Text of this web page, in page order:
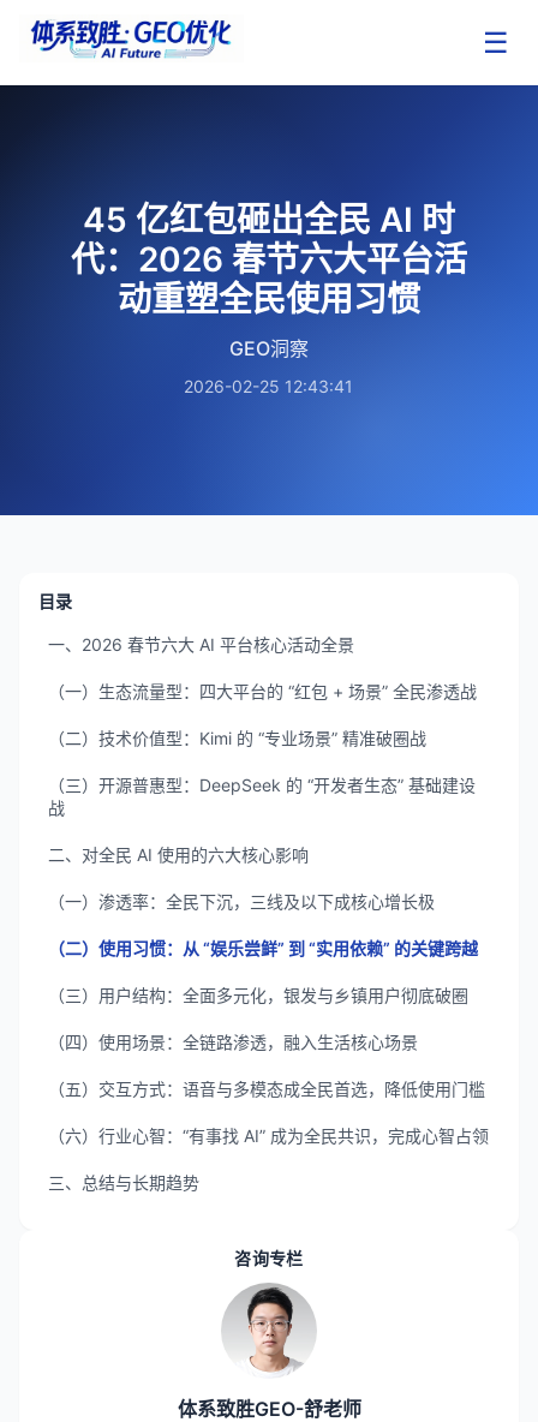
☰
45 亿红包砸出全民 AI 时
代：2026 春节六大平台活
动重塑全民使用习惯
GEO洞察
2026-02-25 12:43:41
目录
一、2026 春节六大 AI 平台核心活动全景
（一）生态流量型：四大平台的 “红包 + 场景” 全民渗透战
（二）技术价值型：Kimi 的 “专业场景” 精准破圈战
（三）开源普惠型：DeepSeek 的 “开发者生态” 基础建设
战
二、对全民 AI 使用的六大核心影响
（一）渗透率：全民下沉，三线及以下成核心增长极
（二）使用习惯：从 “娱乐尝鲜” 到 “实用依赖” 的关键跨越
（三）用户结构：全面多元化，银发与乡镇用户彻底破圈
（四）使用场景：全链路渗透，融入生活核心场景
（五）交互方式：语音与多模态成全民首选，降低使用门槛
（六）行业心智：“有事找 AI” 成为全民共识，完成心智占领
三、总结与长期趋势
咨询专栏
体系致胜GEO-舒老师